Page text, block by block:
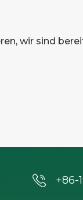
wir sind
+86-